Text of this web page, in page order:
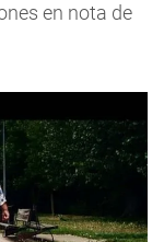
en nota de